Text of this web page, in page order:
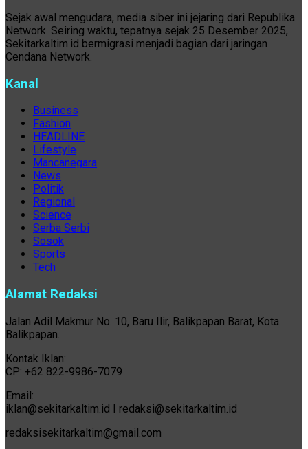
Sejak awal mengudara, media siber ini jejaring dari Republika
Network. Seiring waktu, tepatnya sejak 25 Desember 2025,
Sekitarkaltim.id bermigrasi menjadi bagian dari jaringan
Cendana Network.
Kanal
Business
Fashion
HEADLINE
Lifestyle
Mancanegara
News
Politik
Regional
Science
Serba Serbi
Sosok
Sports
Tech
Alamat Redaksi
Jalan Adil Makmur No. 10, Baru Ilir, Balikpapan Barat, Kota
Balikpapan.
Kontak Iklan:
CP: +62 822-9986-7079
Email:
iklan@sekitarkaltim.id I redaksi@sekitarkaltim.id
redaksisekitarkaltim@gmail.com